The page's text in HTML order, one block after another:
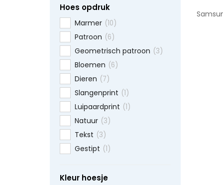
Hoes opdruk
Marmer (10)
Patroon (6)
Geometrisch patroon (3)
Bloemen (6)
Dieren (7)
Slangenprint (1)
Luipaardprint (1)
Natuur (3)
Tekst (3)
Gestipt (1)
Kleur hoesje